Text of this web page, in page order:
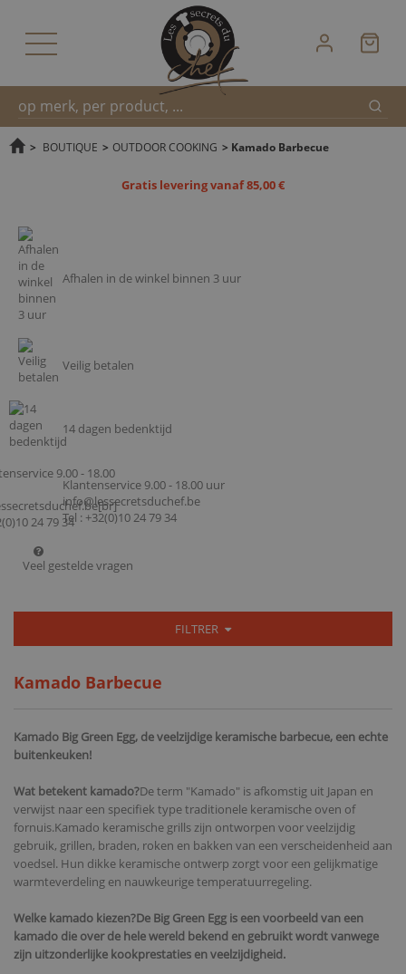
Snel
> BOUTIQUE > OUTDOOR COOKING > Kamado Barbecue
Gratis levering vanaf 85,00 €
Afhalen in de winkel binnen 3 uur
Veilig betalen
14 dagen bedenktijd
Klantenservice 9.00 - 18.00 uur
info@lessecretsduchef.be
Tel : +32(0)10 24 79 34
Veel gestelde vragen
FILTRER
Kamado Barbecue
Kamado Big Green Egg, de veelzijdige keramische barbecue, een echte
buitenkeuken!
Wat betekent kamado?De term "Kamado" is afkomstig uit Japan en
verwijst naar een specifiek type traditionele keramische oven of
fornuis.Kamado keramische grills zijn ontworpen voor veelzijdig
gebruik, grillen, braden, roken en bakken van een verscheidenheid aan
voedsel. Hun dikke keramische ontwerp zorgt voor een gelijkmatige
warmteverdeling en nauwkeurige temperatuurregeling.
Welke kamado kiezen?De Big Green Egg is een voorbeeld van een
kamado die over de hele wereld bekend en gebruikt wordt vanwege
zijn uitzonderlijke kookprestaties en veelzijdigheid.